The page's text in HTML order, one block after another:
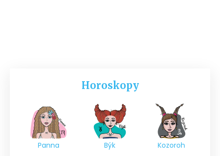
Horoskopy
Panna Býk Kozoroh